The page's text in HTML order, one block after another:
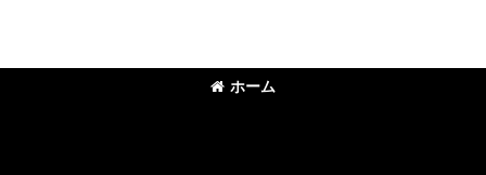
ホーム